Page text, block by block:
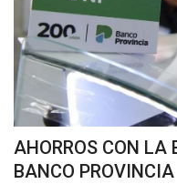
AHORROS CON LA
BANCO PROVINCIA